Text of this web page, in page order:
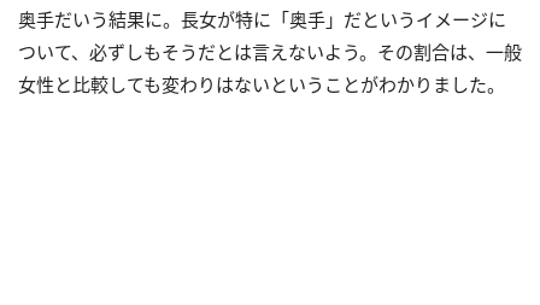
奥手だいう結果に。長女が特に「奥手」だというイメージに
ついて、必ずしもそうだとは言えないよう。その割合は、一般
女性と比較しても変わりはないということがわかりました。